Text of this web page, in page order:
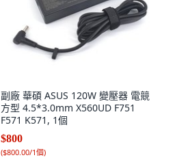
副廠 華碩 ASUS 120W 變壓器 電競
方型 4.5*3.0mm X560UD F751
F571 K571, 1個
$800
($800.00/1個)